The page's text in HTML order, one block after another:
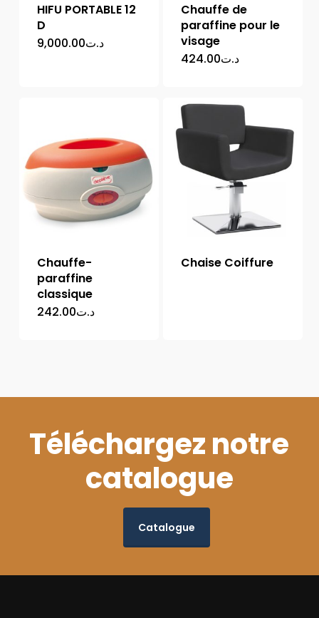
HIFU PORTABLE 12
D
د.ت9,000.00
Chauffe de
paraffine pour le
visage
د.ت424.00
Chauffe-
paraffine
classique
د.ت242.00
Chaise Coiffure
Téléchargez notre
catalogue
Catalogue